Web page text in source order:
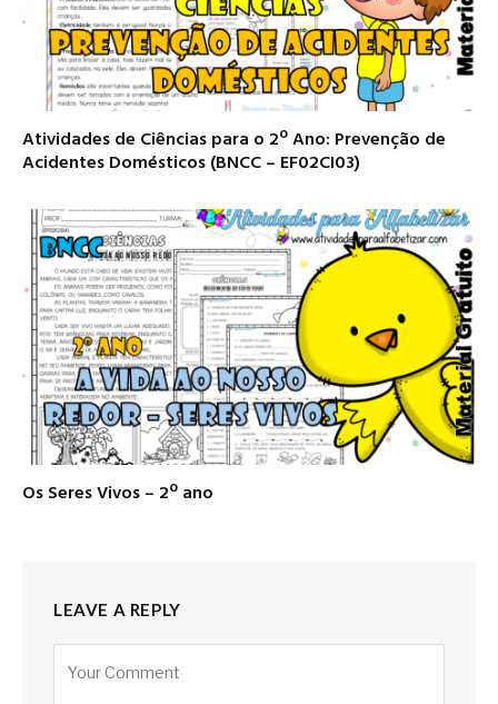
Atividades de Ciências para o 2º Ano: Prevenção de
Acidentes Domésticos (BNCC – EF02CI03)
Os Seres Vivos – 2º ano
LEAVE A REPLY